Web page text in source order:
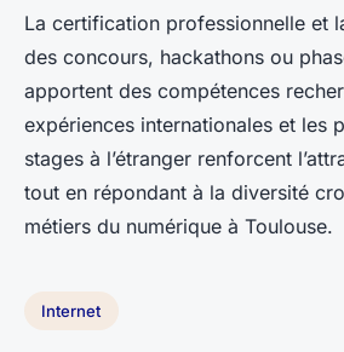
La certification professionnelle et
des concours, hackathons ou
apportent des compétences
expériences internationales et les
stages à l’étranger renforcent
tout en répondant à la diversité
métiers du numérique à Toulouse.
Internet